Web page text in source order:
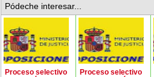
Pódeche interesar...
Proceso selectivo
Proceso selectivo